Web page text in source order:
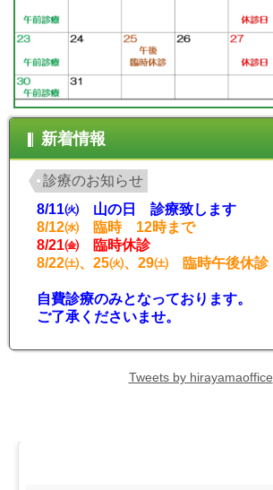
新着情報
診療のお知らせ
8/11㈫ 山の日 診療致します
8/12㈬ 臨時 12時まで
8/21㈮ 臨時休診
8/22㈯、25㈫、29㈯ 臨時午後休診
自費診療のみとなっております。
ご了承くださいませ。
Tweets by hirayamaoffice